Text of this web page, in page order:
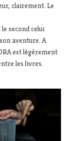
clairement. Le
second celui
aventure. A
est légèrement
les livres.